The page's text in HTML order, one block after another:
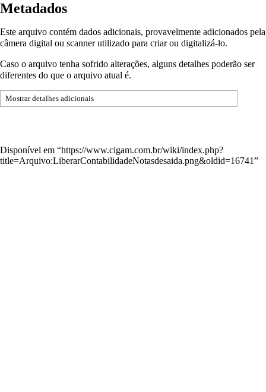
Metadados
Este arquivo contém dados adicionais, provavelmente adicionados pela
câmera digital ou scanner utilizado para criar ou digitalizá-lo.
Caso o arquivo tenha sofrido alterações, alguns detalhes poderão ser
diferentes do que o arquivo atual é.
Mostrar detalhes adicionais
Disponível em “https://www.cigam.com.br/wiki/index.php?
title=Arquivo:LiberarContabilidadeNotasdesaida.png&oldid=16741”